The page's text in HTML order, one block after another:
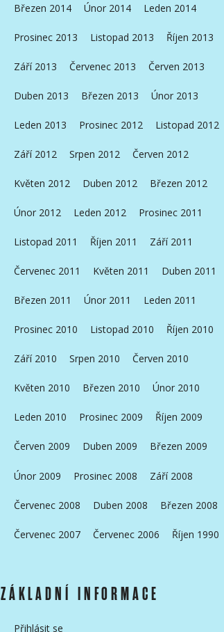
Březen 2014 Únor 2014 Leden 2014
Prosinec 2013 Listopad 2013 Říjen 2013
Září 2013 Červenec 2013 Červen 2013
Duben 2013 Březen 2013 Únor 2013
Leden 2013 Prosinec 2012 Listopad 2012
Září 2012 Srpen 2012 Červen 2012
Květen 2012 Duben 2012 Březen 2012
Únor 2012 Leden 2012 Prosinec 2011
Listopad 2011 Říjen 2011 Září 2011
Červenec 2011 Květen 2011 Duben 2011
Březen 2011 Únor 2011 Leden 2011
Prosinec 2010 Listopad 2010 Říjen 2010
Září 2010 Srpen 2010 Červen 2010
Květen 2010 Březen 2010 Únor 2010
Leden 2010 Prosinec 2009 Říjen 2009
Červen 2009 Duben 2009 Březen 2009
Únor 2009 Prosinec 2008 Září 2008
Červenec 2008 Duben 2008 Březen 2008
Červenec 2007 Červenec 2006 Říjen 1990
ZÁKLADNÍ INFORMACE
Přihlásit se